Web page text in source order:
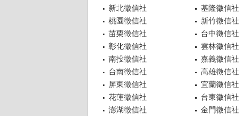
新北徵信社
基隆徵信社
桃園徵信社
新竹徵信社
苗栗徵信社
台中徵信社
彰化徵信社
雲林徵信社
南投徵信社
嘉義徵信社
台南徵信社
高雄徵信社
屏東徵信社
宜蘭徵信社
花蓮徵信社
台東徵信社
澎湖徵信社
金門徵信社